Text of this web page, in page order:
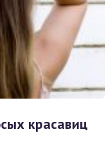
красавиц